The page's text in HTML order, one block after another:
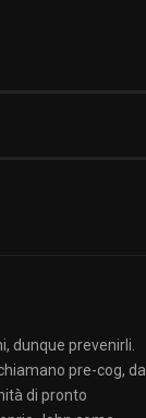
dunque prevenirli.
pre-cog, da
di pronto